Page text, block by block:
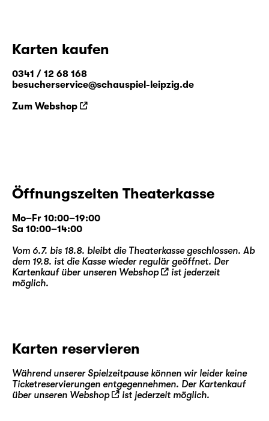
Karten kaufen
0341 / 12 68 168
besucherservice@schauspiel-leipzig.de
Zum Webshop
Öffnungszeiten Theaterkasse
Mo–Fr 10:00–19:00
Sa 10:00–14:00
Vom 6.7. bis 18.8. bleibt die Theaterkasse geschlossen. Ab
dem 19.8. ist die Kasse wieder regulär geöffnet. Der
Kartenkauf über unseren Webshop
ist jederzeit
möglich.
Karten reservieren
Während unserer Spielzeitpause können wir leider keine
Ticketreservierungen entgegennehmen. Der Kartenkauf
über unseren Webshop ist jederzeit möglich.